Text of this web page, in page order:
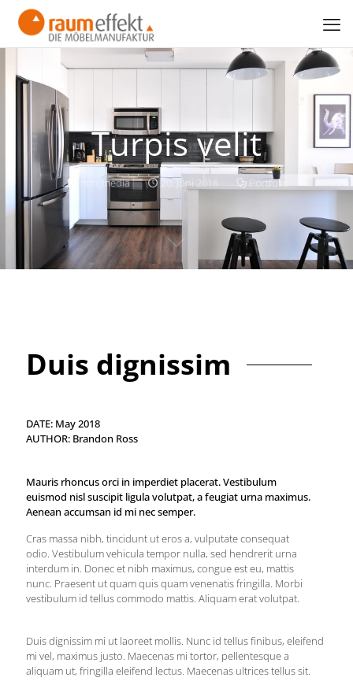
Turpis velit
mtm_media 20. Juni 2018 Portfolio
Duis dignissim
DATE: May 2018
AUTHOR: Brandon Ross
Mauris rhoncus orci in imperdiet placerat. Vestibulum
euismod nisl suscipit ligula volutpat, a feugiat urna maximus.
Aenean accumsan id mi nec semper.
Cras massa nibh, tincidunt ut eros a, vulputate consequat
odio. Vestibulum vehicula tempor nulla, sed hendrerit urna
interdum in. Donec et nibh maximus, congue est eu, mattis
nunc. Praesent ut quam quis quam venenatis fringilla. Morbi
vestibulum id tellus commodo mattis. Aliquam erat volutpat.
Duis dignissim mi ut laoreet mollis. Nunc id tellus finibus, eleifend
mi vel, maximus justo. Maecenas mi tortor, pellentesque a
aliquam ut, fringilla eleifend lectus. Maecenas ultrices tellus sit.